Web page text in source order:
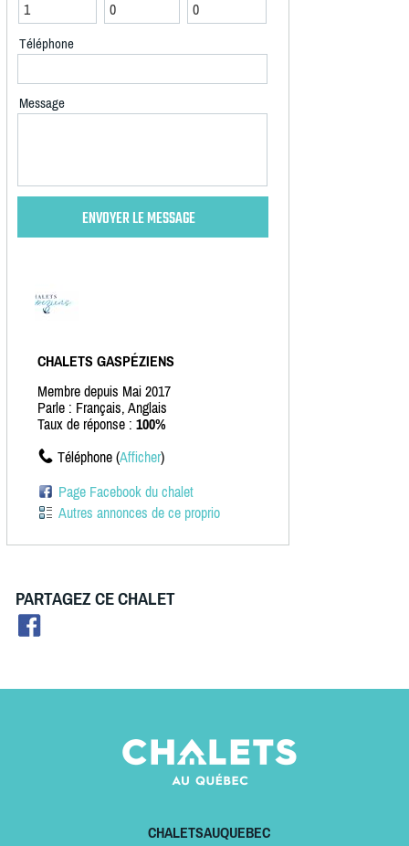
Téléphone
Message
CHALETS GASPÉZIENS
Membre depuis Mai 2017
Parle : Français, Anglais
Taux de réponse : 100%
Téléphone (Afficher)
Page Facebook du chalet
Autres annonces de ce proprio
PARTAGEZ CE CHALET
CHALETSAUQUEBEC